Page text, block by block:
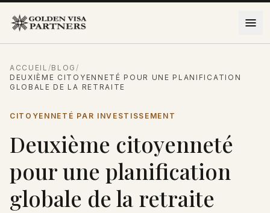
ACCUEIL /BLOG/
DEUXIÈME CITOYENNETÉ POUR UNE PLANIFICATION
GLOBALE DE LA RETRAITE
CITOYENNETÉ PAR INVESTISSEMENT
Deuxième citoyenneté
pour une planification
globale de la retraite